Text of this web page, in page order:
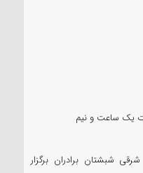
یک ساعت و نیم
شبشتان برادران برگزار